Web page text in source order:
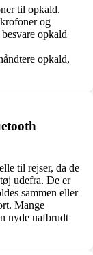
til opkald.
og
opkald
opkald,
til rejser, da de
udefra. De er
sammen eller
Mange
nyde uafbrudt